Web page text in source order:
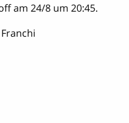
am 24/8 um 20:45.